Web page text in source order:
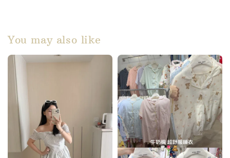
You may also like